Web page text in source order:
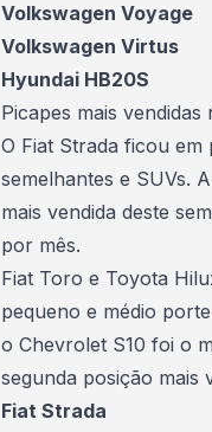
Volkswagen Voyage
Volkswagen Virtus
Hyundai HB20S
Picapes mais
O Fiat Strada ficou em
semelhantes e SUVs. A
mais vendida deste
por mês.
Fiat Toro e Toyota
pequeno e médio
o Chevrolet S10 foi o
segunda posição mais
Fiat Strada